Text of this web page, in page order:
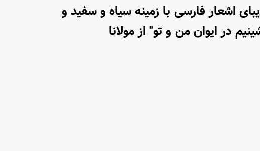
اشعار فارسی با زمینه سیاه و سفید و
در ایوان من و تو" از مولانا